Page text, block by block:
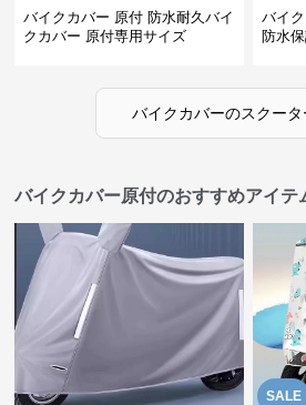
バイクカバー 原付 防水耐久バイ
クカバー 原付専用サイズ
バイ
防水
バイクカバーのスクータ
バイクカバー原付のおすすめアイテ
SALE